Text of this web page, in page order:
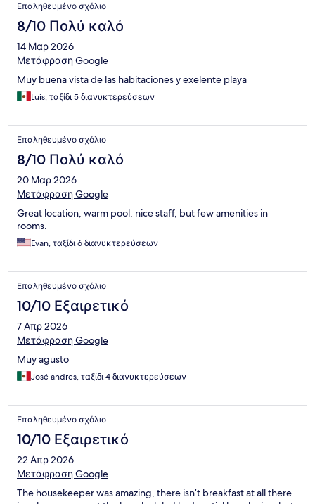
Επαληθευμένο σχόλιο
8/10 Πολύ καλό
14 Μαρ 2026
Μετάφραση Google
Muy buena vista de las habitaciones y exelente playa
Luis, ταξίδι 5 διανυκτερεύσεων
Επαληθευμένο σχόλιο
8/10 Πολύ καλό
20 Μαρ 2026
Μετάφραση Google
Great location, warm pool, nice staff, but few amenities in
rooms.
Evan, ταξίδι 6 διανυκτερεύσεων
Επαληθευμένο σχόλιο
10/10 Εξαιρετικό
7 Απρ 2026
Μετάφραση Google
Muy agusto
José andres, ταξίδι 4 διανυκτερεύσεων
Επαληθευμένο σχόλιο
10/10 Εξαιρετικό
22 Απρ 2026
Μετάφραση Google
The housekeeper was amazing, there isn’t breakfast at all there